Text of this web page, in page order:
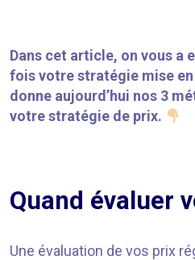
Dans cet article, on vous a
fois votre stratégie mise
donne aujourd’hui nos 3
votre stratégie de prix.
Quand évaluer
Une évaluation de vos prix